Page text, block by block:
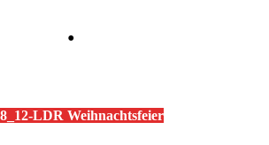
.
LDR Weihnachtsfeier